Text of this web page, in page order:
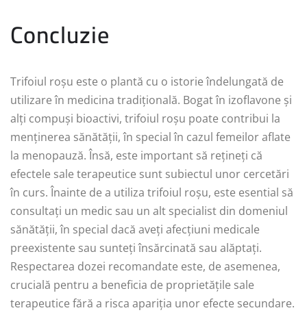
Concluzie
Trifoiul roșu este o plantă cu o istorie îndelungată de
utilizare în medicina tradițională. Bogat în izoflavone și
alți compuși bioactivi, trifoiul roșu poate contribui la
menținerea sănătății, în special în cazul femeilor aflate
la menopauză. Însă, este important să rețineți că
efectele sale terapeutice sunt subiectul unor cercetări
în curs. Înainte de a utiliza trifoiul roșu, este esential să
consultați un medic sau un alt specialist din domeniul
sănătății, în special dacă aveți afecțiuni medicale
preexistente sau sunteți însărcinată sau alăptați.
Respectarea dozei recomandate este, de asemenea,
crucială pentru a beneficia de proprietățile sale
terapeutice fără a risca apariția unor efecte secundare.